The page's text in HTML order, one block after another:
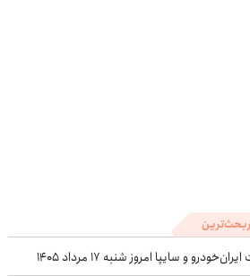
و سایپا امروز شنبه ۱۷ مرداد ۱۴۰۵